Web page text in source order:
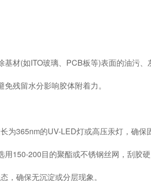
材(如ITO玻璃、PCB板等)表面的油污、
残留水分影响胶体附着力。
365nm的UV-LED灯或高压汞灯，确保
150-200目的聚酯或不锈钢丝网，刮胶
确保无沉淀或分层现象。